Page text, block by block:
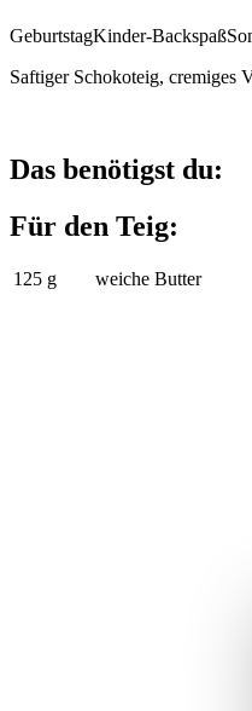
GeburtstagKinder-Backspaß
Saftiger Schokoteig, cremiges
Das benötigst du:
Für den Teig:
125 g weiche Butter